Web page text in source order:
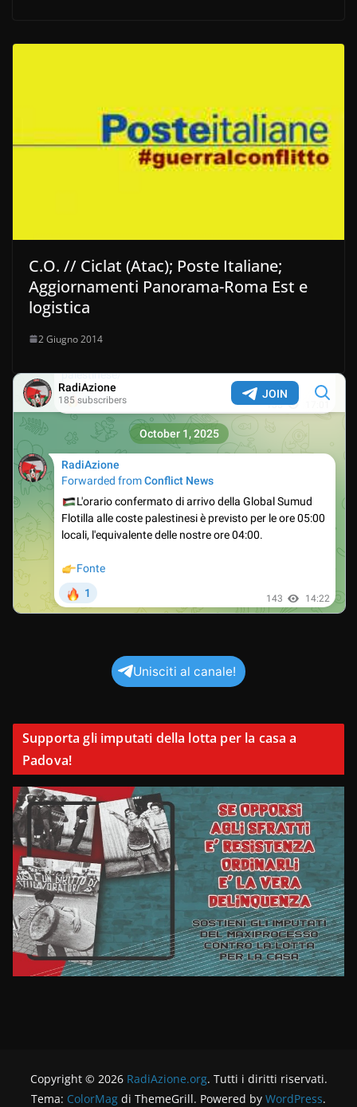
C.O. // Ciclat (Atac); Poste Italiane;
Aggiornamenti Panorama-Roma Est e
logistica
2 Giugno 2014
Unisciti al canale!
Supporta gli imputati della lotta per la casa a
Padova!
Copyright © 2026 RadiAzione.org. Tutti i diritti riservati.
Tema: ColorMag di ThemeGrill. Powered by WordPress.